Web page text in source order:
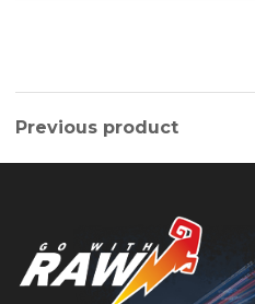
Previous product